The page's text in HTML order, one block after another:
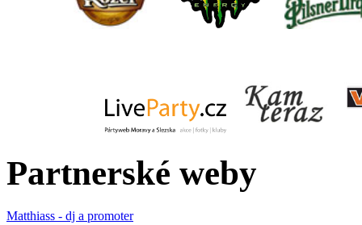
Partnerské weby
Matthiass - dj a promoter